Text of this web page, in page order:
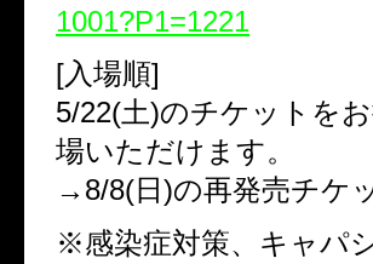
1001?P1=1221
[入場順]
5/22(土)のチケットを
場いただけます。
→8/8(日)の再発売チケ
※感染症対策、キャパ